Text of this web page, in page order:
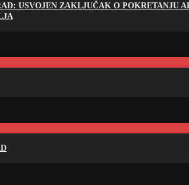
USVOJEN ZAKLJUČAK O POKRETANJU